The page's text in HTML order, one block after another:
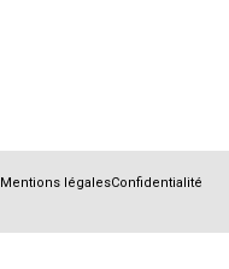
Mentions légalesConfidentialité